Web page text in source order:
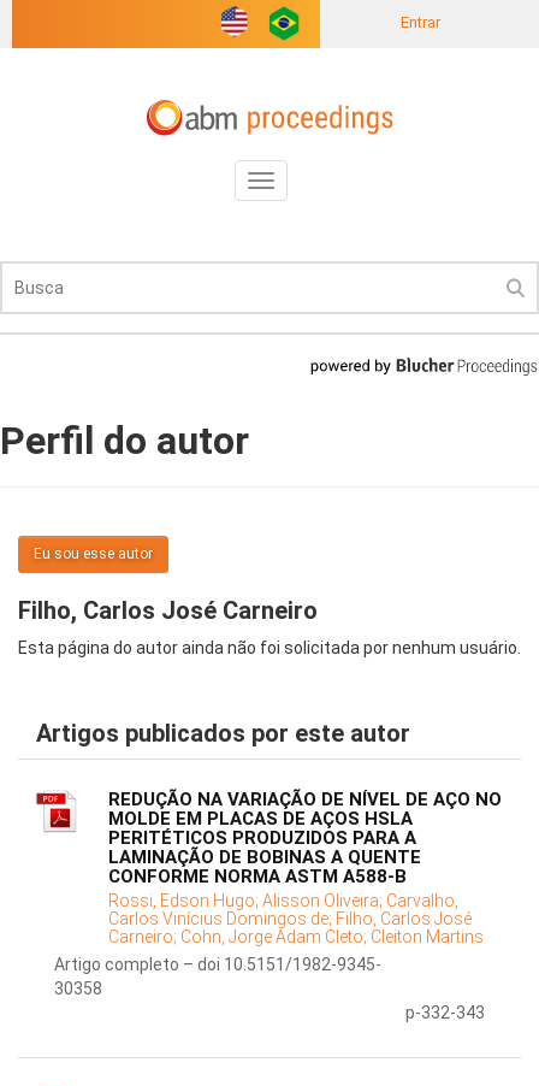
Entrar
Toggle
navigation
Perfil do autor
Eu sou esse autor
Filho, Carlos José Carneiro
Esta página do autor ainda não foi solicitada por nenhum usuário.
Artigos publicados por este autor
REDUÇÃO NA VARIAÇÃO DE NÍVEL DE AÇO NO
MOLDE EM PLACAS DE AÇOS HSLA
PERITÉTICOS PRODUZIDOS PARA A
LAMINAÇÃO DE BOBINAS A QUENTE
CONFORME NORMA ASTM A588-B
Rossi, Edson Hugo; Alisson Oliveira; Carvalho,
Carlos Vinícius Domingos de; Filho, Carlos José
Carneiro; Cohn, Jorge Adam Cleto; Cleiton Martins
Artigo completo – doi 10.5151/1982-9345-
30358
p-332-343